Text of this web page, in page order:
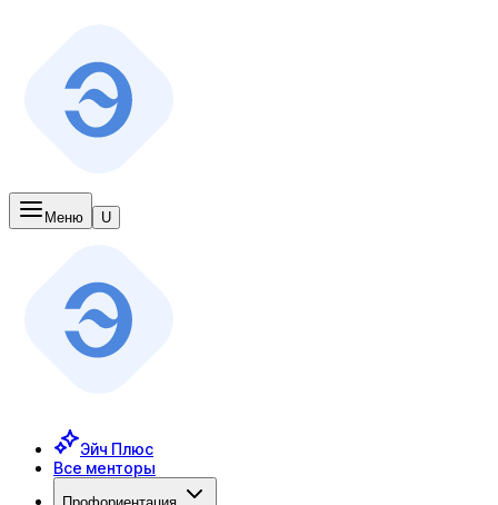
Меню U
Эйч Плюс
Все менторы